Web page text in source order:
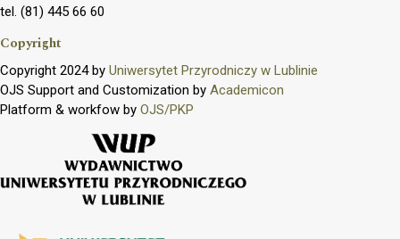
tel. (81) 445 66 60
Copyright
Copyright 2024 by Uniwersytet Przyrodniczy w Lublinie
OJS Support and Customization by Academicon
Platform & workfow by OJS/PKP